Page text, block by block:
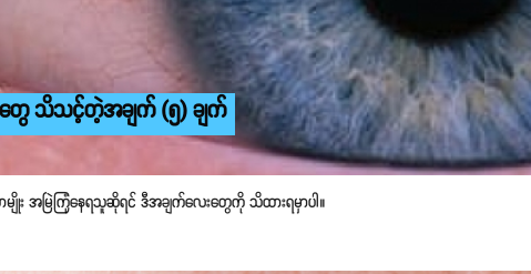
ေ သိသင့်တဲ့အချက် (၅) ချက်
မျိုး အမြဲကြုံနေရသူဆိုရင် ဒီအချက်လေးတွေကို သိထားရမှာပါ။